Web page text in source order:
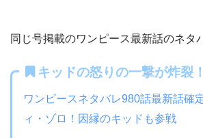
同じ号掲載のワンピース最新話のネタ
キッドの怒りの一撃が炸裂！
ワンピースネタバレ980話最新話確
ィ・ゾロ！因縁のキッドも参戦